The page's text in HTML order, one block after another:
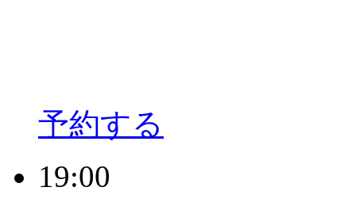
予約する
19:00